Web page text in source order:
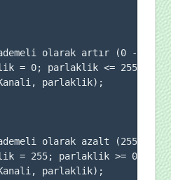
olarak artır (0 -> 255)
= 0; parlaklik <= 255;
parlaklik);
olarak azalt (255 -> 0)
= 255; parlaklik >= 0;
parlaklik);